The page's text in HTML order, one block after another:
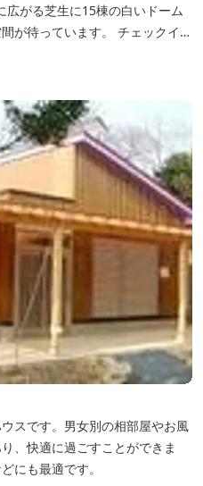
がる芝生に15棟の白いドーム
います。 チェックイン
」や、1人前350ｇと食べ応え
スです。男女別の相部屋やお風
、快適に過ごすことができま
にも最適です。